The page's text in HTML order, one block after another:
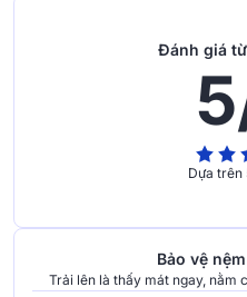
Đánh giá
Dựa trên
Bảo vệ
Trải lên là thấy mát ngay, nằm